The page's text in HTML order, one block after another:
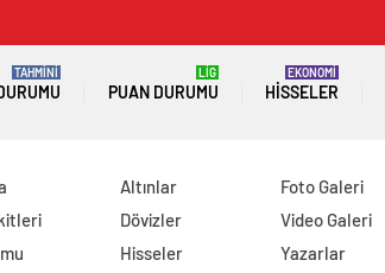
TAHMİNİ
PUAN DURUMU
LİG
HISSELER
EKONOMİ
Altınlar
Dövizler
Hisseler
Foto Galeri
Video Galeri
Yazarlar